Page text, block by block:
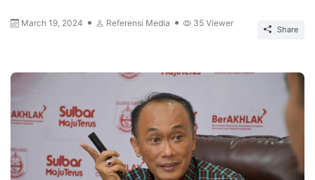
March 19, 2024 Referensi Media 35 Viewer
Share